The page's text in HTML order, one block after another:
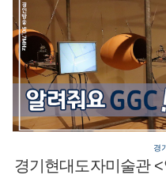
경
경기현대도자미술관